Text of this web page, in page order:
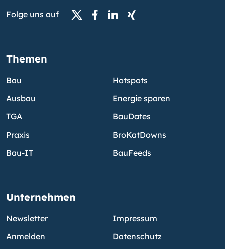
Folge uns auf
Themen
Bau
Ausbau
TGA
Praxis
Bau-IT
Hotspots
Energie sparen
BauDates
BroKatDowns
BauFeeds
Unternehmen
Newsletter
Anmelden
Impressum
Datenschutz